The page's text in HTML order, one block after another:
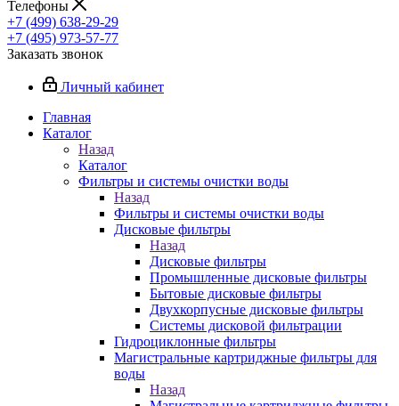
Телефоны
+7 (499) 638-29-29
+7 (495) 973-57-77
Заказать звонок
Личный кабинет
Главная
Каталог
Назад
Каталог
Фильтры и системы очистки воды
Назад
Фильтры и системы очистки воды
Дисковые фильтры
Назад
Дисковые фильтры
Промышленные дисковые фильтры
Бытовые дисковые фильтры
Двухкорпусные дисковые фильтры
Системы дисковой фильтрации
Гидроциклонные фильтры
Магистральные картриджные фильтры для
воды
Назад